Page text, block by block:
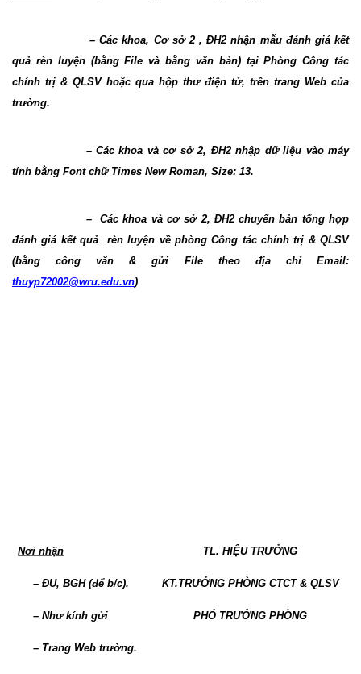
– Các khoa, Cơ sở 2 , ĐH2 nhận mẫu đánh giá kết
quả rèn luyện (bằng File và bằng văn bản) tại Phòng Công tác
chính trị & QLSV hoặc qua hộp thư điện tử, trên trang Web của
trường.
– Các khoa và cơ sở 2, ĐH2 nhập dữ liệu vào máy
tính bằng Font chữ Times New Roman, Size: 13.
–
Các khoa và cơ sở 2, ĐH2 chuyển bản tổng hợp
đánh giá kết quả
rèn luyện về phòng Công tác chính trị & QLSV
(bằng công văn & gửi File theo địa chỉ Email:
thuyp72002@wru.edu.vn)
Nơi nhận
– ĐU, BGH (để b/c).
– Như kính gửi
– Trang Web trường.
TL. HIỆU TRƯỞNG
KT.TRƯỞNG PHÒNG CTCT & QLSV
PHÓ TRƯỞNG PHÒNG